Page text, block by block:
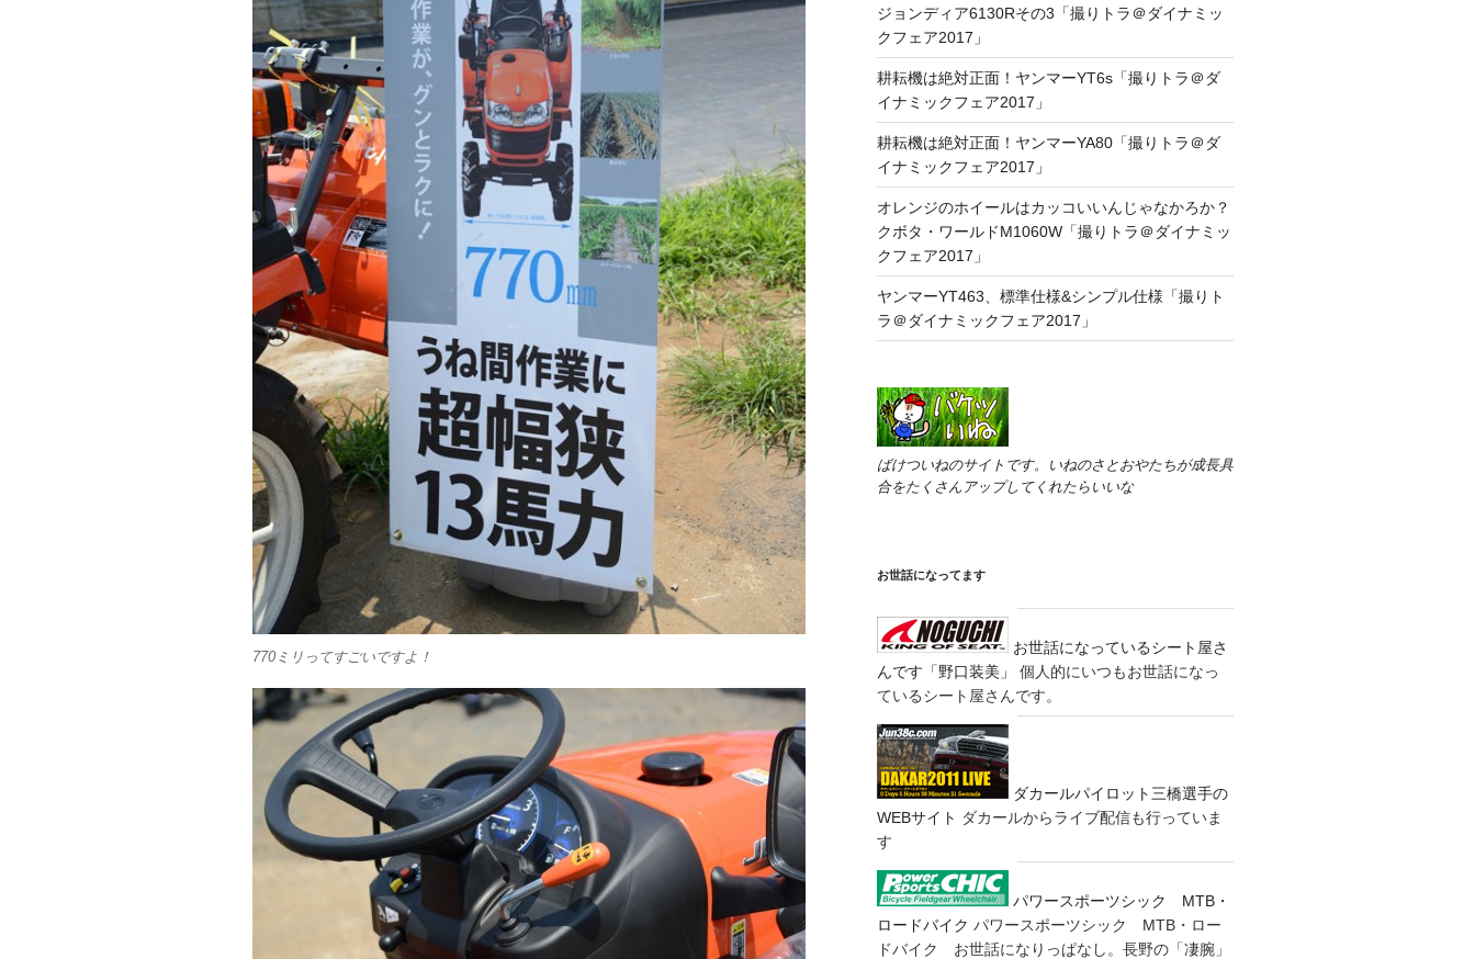
770ミリってすごいですよ！
ジョンディア6130Rその3「撮りトラ＠ダイナミッ
クフェア2017」
耕耘機は絶対正面！ヤンマーYT6s「撮りトラ＠ダ
イナミックフェア2017」
耕耘機は絶対正面！ヤンマーYA80「撮りトラ＠ダ
イナミックフェア2017」
オレンジのホイールはカッコいいんじゃなかろか？
クボタ・ワールドM1060W「撮りトラ＠ダイナミッ
クフェア2017」
ヤンマーYT463、標準仕様&シンプル仕様「撮りト
ラ＠ダイナミックフェア2017」
ばけついねのサイトです。いねのさとおやたちが成長具
合をたくさんアップしてくれたらいいな
お世話になってます
お世話になっているシート屋さ
んです「野口装美」
個人的にいつもお世話になっ
ているシート屋さんです。
ダカールパイロット三橋選手の
WEBサイト ダカールからライブ配信も行っていま
す
パワースポーツシック MTB・
ロードバイク パワースポーツシック MTB・ロー
ドバイク お世話になりっぱなし。長野の「凄腕」